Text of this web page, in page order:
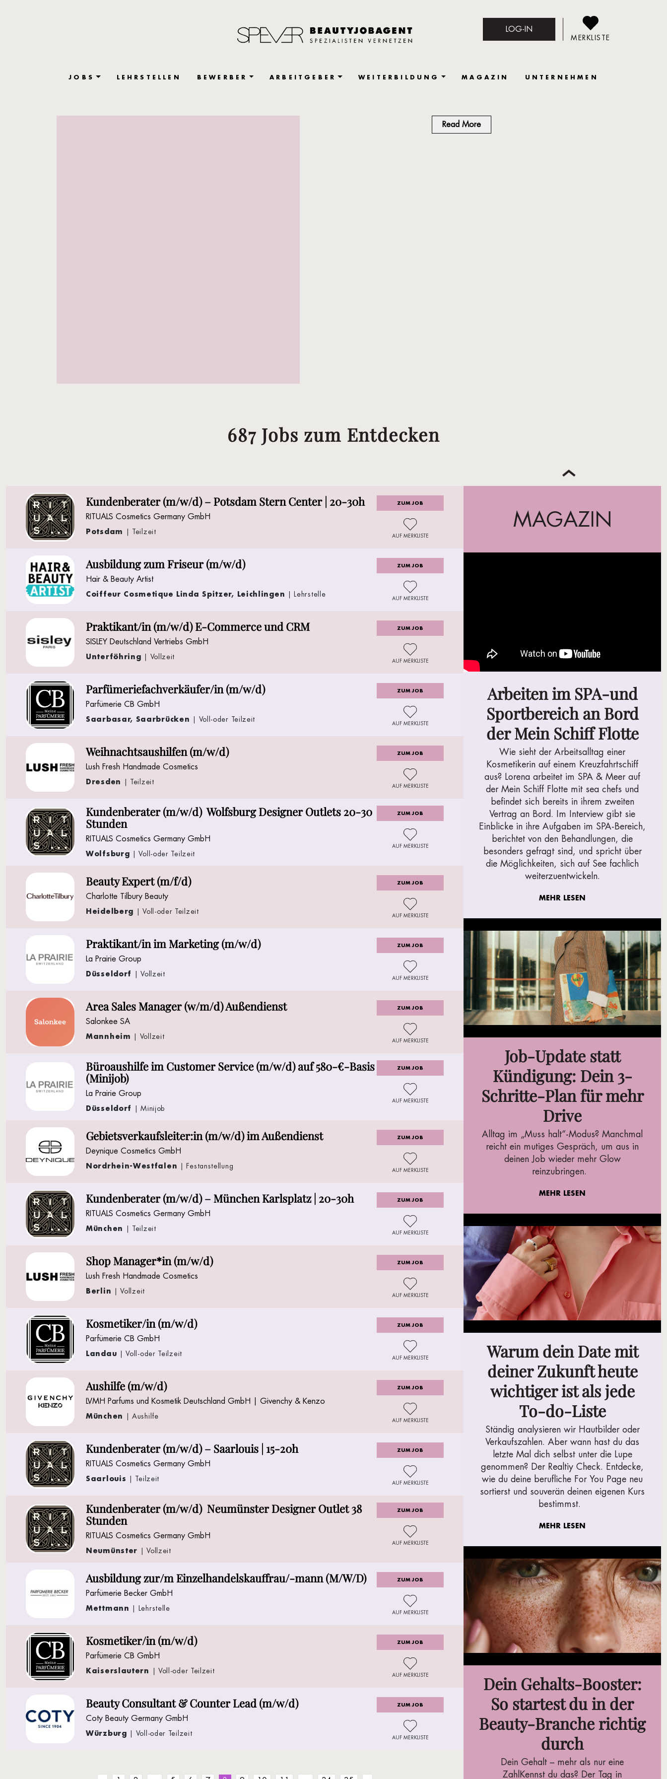
LOG-IN
MERKLISTE
JOBS LEHRSTELLEN BEWERBER ARBEITGEBER WEITERBILDUNG MAGAZIN UNTERNEHMEN
Read More
687 Jobs zum Entdecken
Kundenberater (m/w/d) – Potsdam Stern Center | 20-30h
RITUALS Cosmetics Germany GmbH
Potsdam | Teilzeit
ZUM JOB
AUF MERKLISTE
Ausbildung zum Friseur (m/w/d)
Hair & Beauty Artist
Coiffeur Cosmetique Linda Spitzer, Leichlingen | Lehrstelle
ZUM JOB
AUF MERKLISTE
Praktikant/in (m/w/d) E-Commerce und CRM
SISLEY Deutschland Vertriebs GmbH
Unterföhring | Vollzeit
ZUM JOB
AUF MERKLISTE
Parfümeriefachverkäufer/in (m/w/d)
Parfümerie CB GmbH
Saarbasar, Saarbrücken | Voll-oder Teilzeit
ZUM JOB
AUF MERKLISTE
Weihnachtsaushilfen (m/w/d)
Lush Fresh Handmade Cosmetics
Dresden | Teilzeit
ZUM JOB
AUF MERKLISTE
Kundenberater (m/w/d) Wolfsburg Designer Outlets 20-30
Stunden
RITUALS Cosmetics Germany GmbH
Wolfsburg | Voll-oder Teilzeit
ZUM JOB
AUF MERKLISTE
Beauty Expert (m/f/d)
Charlotte Tilbury Beauty
Heidelberg | Voll-oder Teilzeit
ZUM JOB
AUF MERKLISTE
Praktikant/in im Marketing (m/w/d)
La Prairie Group
Düsseldorf | Vollzeit
ZUM JOB
AUF MERKLISTE
Area Sales Manager (w/m/d) Außendienst
Salonkee SA
Mannheim | Vollzeit
ZUM JOB
AUF MERKLISTE
Büroaushilfe im Customer Service (m/w/d) auf 580-€-Basis
(Minijob)
La Prairie Group
Düsseldorf | Minijob
ZUM JOB
AUF MERKLISTE
Gebietsverkaufsleiter:in (m/w/d) im Außendienst
Deynique Cosmetics GmbH
Nordrhein-Westfalen | Festanstellung
ZUM JOB
AUF MERKLISTE
Kundenberater (m/w/d) – München Karlsplatz | 20-30h
RITUALS Cosmetics Germany GmbH
München | Teilzeit
ZUM JOB
AUF MERKLISTE
Shop Manager*in (m/w/d)
Lush Fresh Handmade Cosmetics
Berlin | Vollzeit
ZUM JOB
AUF MERKLISTE
Kosmetiker/in (m/w/d)
Parfümerie CB GmbH
Landau | Voll-oder Teilzeit
ZUM JOB
AUF MERKLISTE
Aushilfe (m/w/d)
LVMH Parfums und Kosmetik Deutschland GmbH | Givenchy & Kenzo
München | Aushilfe
ZUM JOB
AUF MERKLISTE
Kundenberater (m/w/d) – Saarlouis | 15-20h
RITUALS Cosmetics Germany GmbH
Saarlouis | Teilzeit
ZUM JOB
AUF MERKLISTE
Kundenberater (m/w/d) Neumünster Designer Outlet 38
Stunden
RITUALS Cosmetics Germany GmbH
Neumünster | Vollzeit
ZUM JOB
AUF MERKLISTE
Ausbildung zur/m Einzelhandelskauffrau/-mann (M/W/D)
Parfümerie Becker GmbH
Mettmann | Lehrstelle
ZUM JOB
AUF MERKLISTE
Kosmetiker/in (m/w/d)
Parfümerie CB GmbH
Kaiserslautern | Voll-oder Teilzeit
ZUM JOB
AUF MERKLISTE
Beauty Consultant & Counter Lead (m/w/d)
Coty Beauty Germany GmbH
Würzburg | Voll-oder Teilzeit
ZUM JOB
AUF MERKLISTE
MAGAZIN
Arbeiten im SPA-und
Sportbereich an Bord
der Mein Schiff Flotte
Wie sieht der Arbeitsalltag einer
Kosmetikerin auf einem Kreuzfahrtschiff
aus? Lorena arbeitet im SPA & Meer auf
der Mein Schiff Flotte mit sea chefs und
befindet sich bereits in ihrem zweiten
Vertrag an Bord. Im Interview gibt sie
Einblicke in ihre Aufgaben im SPA-Bereich,
berichtet von den Behandlungen, die
besonders gefragt sind, und spricht über
die Möglichkeiten, sich auf See fachlich
weiterzuentwickeln.
MEHR LESEN
Job-Update statt
Kündigung: Dein 3-
Schritte-Plan für mehr
Drive
Alltag im „Muss halt“-Modus? Manchmal
reicht ein mutiges Gespräch, um aus in
deinen Job wieder mehr Glow
reinzubringen.
MEHR LESEN
Warum dein Date mit
deiner Zukunft heute
wichtiger ist als jede
To-do-Liste
Ständig analysieren wir Hautbilder oder
Verkaufszahlen. Aber wann hast du das
letzte Mal dich selbst unter die Lupe
genommen? Der Realtiy Check. Entdecke,
wie du deine berufliche For You Page neu
sortierst und souverän deinen eigenen Kurs
bestimmst.
MEHR LESEN
Dein Gehalts-Booster:
So startest du in der
Beauty-Branche richtig
durch
Dein Gehalt – mehr als nur eine
ZahlKennst du das? Der Tag in